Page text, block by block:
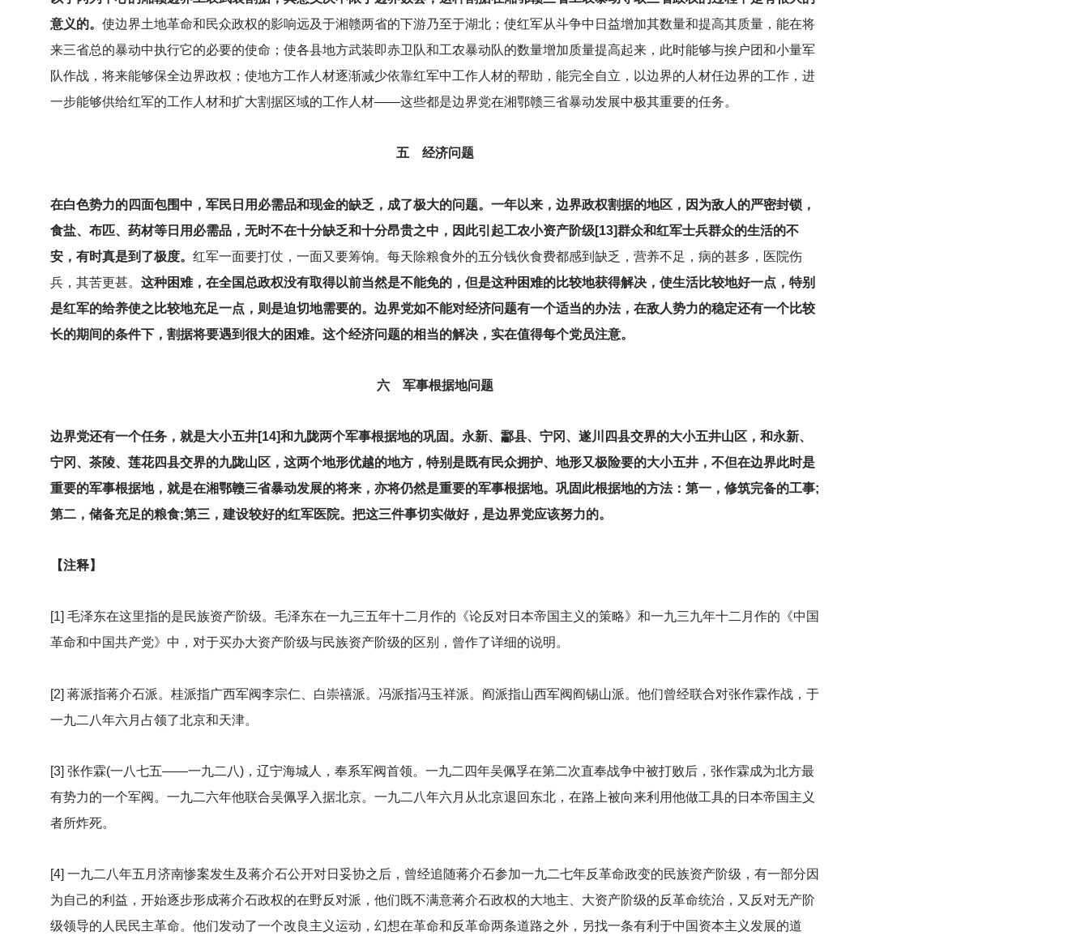
意义的。 使边界土地革命和民众政权的影响远及于湘赣两省的下游乃至于湖北；使红军从斗争中日益增加其数量和提高其质量，能在将
来三省总的暴动中执行它的必要的使命；使各县地方武装即赤卫队和工农暴动队的数量增加质量提高起来，此时能够与挨户团和小量军
队作战，将来能够保全边界政权；使地方工作人材逐渐减少依靠红军中工作人材的帮助，能完全自立，以边界的人材任边界的工作，进
一步能够供给红军的工作人材和扩大割据区域的工作人材——这些都是边界党在湘鄂赣三省暴动发展中极其重要的任务。
五 经济问题
在白色势力的四面包围中，军民日用必需品和现金的缺乏，成了极大的问题。一年以来，边界政权割据的地区，因为敌人的严密封锁，
食盐、布匹、药材等日用必需品，无时不在十分缺乏和十分昂贵之中，因此引起工农小资产阶级[13]群众和红军士兵群众的生活的不
安，有时真是到了极度。 红军一面要打仗，一面又要筹饷。每天除粮食外的五分钱伙食费都感到缺乏，营养不足，病的甚多，医院伤
兵，其苦更甚。 这种困难，在全国总政权没有取得以前当然是不能免的，但是这种困难的比较地获得解决，使生活比较地好一点，特别
是红军的给养使之比较地充足一点，则是迫切地需要的。边界党如不能对经济问题有一个适当的办法，在敌人势力的稳定还有一个比较
长的期间的条件下，割据将要遇到很大的困难。这个经济问题的相当的解决，实在值得每个党员注意。
六 军事根据地问题
边界党还有一个任务，就是大小五井[14]和九陇两个军事根据地的巩固。永新、酃县、宁冈、遂川四县交界的大小五井山区，和永新、
宁冈、茶陵、莲花四县交界的九陇山区，这两个地形优越的地方，特别是既有民众拥护、地形又极险要的大小五井，不但在边界此时是
重要的军事根据地，就是在湘鄂赣三省暴动发展的将来，亦将仍然是重要的军事根据地。巩固此根据地的方法：第一，修筑完备的工事;
第二，储备充足的粮食;第三，建设较好的红军医院。把这三件事切实做好，是边界党应该努力的。
【注释】
[1] 毛泽东在这里指的是民族资产阶级。毛泽东在一九三五年十二月作的《论反对日本帝国主义的策略》和一九三九年十二月作的《中国
革命和中国共产党》中，对于买办大资产阶级与民族资产阶级的区别，曾作了详细的说明。
[2] 蒋派指蒋介石派。桂派指广西军阀李宗仁、白崇禧派。冯派指冯玉祥派。阎派指山西军阀阎锡山派。他们曾经联合对张作霖作战，于
一九二八年六月占领了北京和天津。
[3] 张作霖(一八七五——一九二八)，辽宁海城人，奉系军阀首领。一九二四年吴佩孚在第二次直奉战争中被打败后，张作霖成为北方最
有势力的一个军阀。一九二六年他联合吴佩孚入据北京。一九二八年六月从北京退回东北，在路上被向来利用他做工具的日本帝国主义
者所炸死。
[4] 一九二八年五月济南惨案发生及蒋介石公开对日妥协之后，曾经追随蒋介石参加一九二七年反革命政变的民族资产阶级，有一部分因
为自己的利益，开始逐步形成蒋介石政权的在野反对派，他们既不满意蒋介石政权的大地主、大资产阶级的反革命统治，又反对无产阶
级领导的人民民主革命。他们发动了一个改良主义运动，幻想在革命和反革命两条道路之外，另找一条有利于中国资本主义发展的道